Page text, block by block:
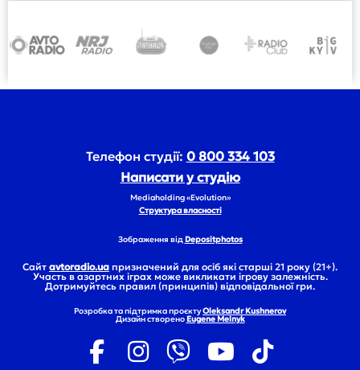
Телефон студії: 0 800 334 103
Написати у студію
Mediaholding «Evolution»
Структура власності
Зображення відDepositphotos
Сайт avtoradio.ua призначений для осіб які старші 21 року (21+).
Участь в азартних іграх може викликати ігрову залежність.
Дотримуйтесь правил (принципів) відповідальної гри.
Розробка та підтримка проєктуOleksandr Kushnerov
Дизайн створеноEugene Melnyk